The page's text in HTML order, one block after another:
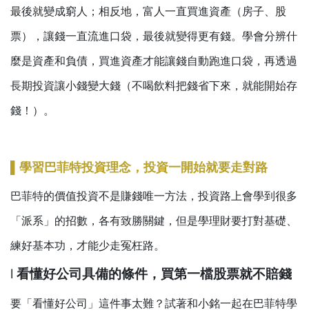
最後就變成窮人；相反地，富人一直買進資產（房子、股
票），讓錢一直流進口袋，最後就變得更有錢。 學會分辨什
麼是資產和負債，買進資產才能讓錢自動跑進口袋，再透過
長期投資讓小錢變大錢（不喝飲料把錢省下來，就能開始存
錢！）。
學習巴菲特投資理念，投資一開始就要走對路
巴菲特的價值投資不是賺錢唯一方法，投資路上會學到很多
「派系」的招數，各有致勝關鍵，但是學理財要打對基礎、
練好基本功，才能少走冤枉路。
l 看懂好公司具備的條件，買第一檔股票就不賠錢
要「看懂好公司」這件事太難？試著和小銘一起在巴菲特學